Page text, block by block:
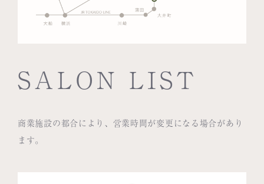
SALON LIST
商業施設の都合により、営業時間が変更になる場合があり
ます。